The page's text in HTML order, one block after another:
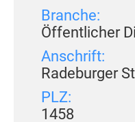
Branche:
Öffentlicher
Anschrift:
Radeburger
PLZ:
1458